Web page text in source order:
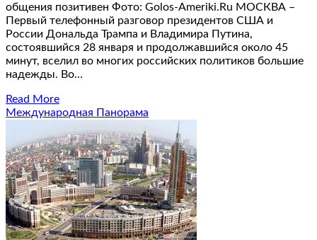
общения позитивен Фото: Golos-Ameriki.Ru МОСКВА –
Первый телефонный разговор президентов США и
России Дональда Трампа и Владимира Путина,
состоявшийся 28 января и продолжавшийся около 45
минут, вселил во многих российских политиков большие
надежды. Во…
Read More
Международная Панорама